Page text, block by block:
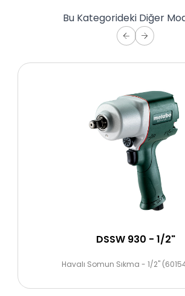
Bu Kategorideki Diğer
DSSW 930 - 1/2"
Havalı Somun Sıkma - 1/2"